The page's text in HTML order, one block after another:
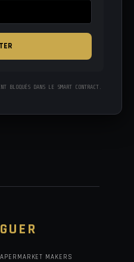
BLOQUÉS DANS LE SMART CONTRACT.
MARKET MAKERS